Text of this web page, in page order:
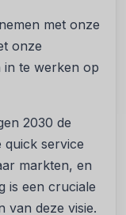
met onze
onze
in te werken op
2030 de
quick service
markten, en
is een cruciale
van deze visie.